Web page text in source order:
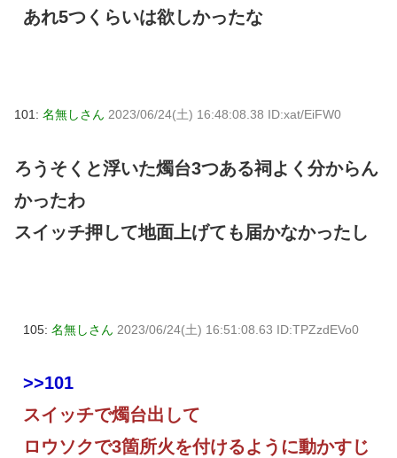
あれ5つくらいは欲しかったな
101: 名無しさん 2023/06/24(土) 16:48:08.38 ID:xat/EiFW0
ろうそくと浮いた燭台3つある祠よく分からん
かったわ
スイッチ押して地面上げても届かなかったし
105: 名無しさん 2023/06/24(土) 16:51:08.63 ID:TPZzdEVo0
>>101
スイッチで燭台出して
ロウソクで3箇所火を付けるように動かすじ